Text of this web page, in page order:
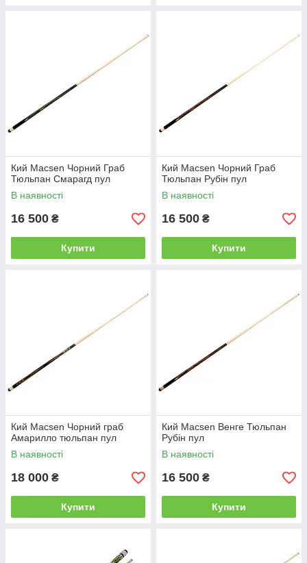
Кий Macsen Чорний Граб
Тюльпан Смарагд пул
В наявності
16 500 ₴
Купити
Кий Macsen Чорний Граб
Тюльпан Рубін пул
В наявності
16 500 ₴
Купити
Кий Macsen Чорний граб
Амарилло тюльпан пул
В наявності
18 000 ₴
Купити
Кий Macsen Венге Тюльпан
Рубін пул
В наявності
16 500 ₴
Купити